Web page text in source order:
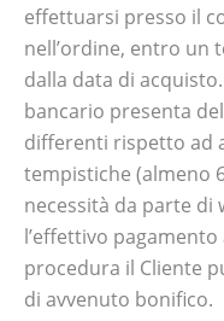
effettuarsi presso il
nell’ordine, entro un
dalla data di
bancario presenta
differenti rispetto ad
tempistiche (almeno
necessità da parte di
l’effettivo
procedura il Cliente
di avvenuto bonifico.